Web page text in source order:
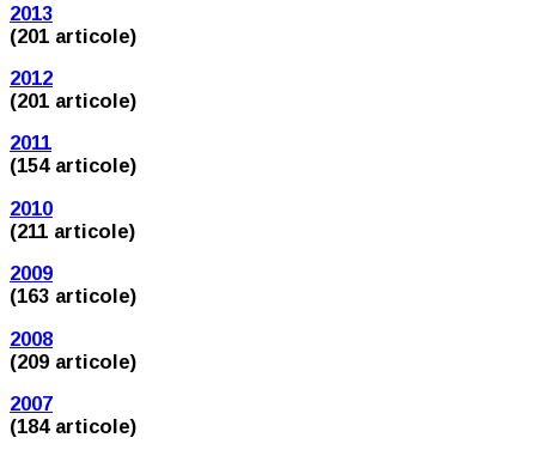
2013
(201 articole)
2012
(201 articole)
2011
(154 articole)
2010
(211 articole)
2009
(163 articole)
2008
(209 articole)
2007
(184 articole)